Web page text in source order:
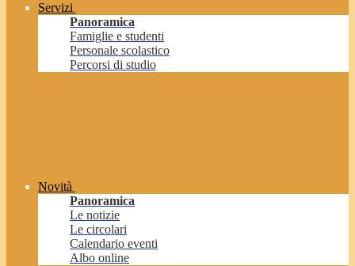
Servizi
Panoramica
Famiglie e studenti
Personale scolastico
Percorsi di studio
Novità
Panoramica
Le notizie
Le circolari
Calendario eventi
Albo online